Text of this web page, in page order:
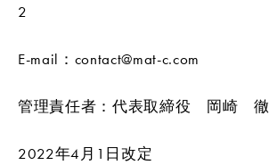
2
E-mail：contact@mat-c.com
管理責任者：代表取締役 岡崎 徹
2022年4月1日改定